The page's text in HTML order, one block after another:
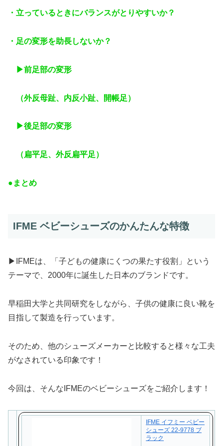
・立っているときにバランスがとりやすいか？
・足の変形を助長しないか？
▶︎前足部の変形
（外反母趾、内反小趾、開帳足）
▶︎後足部の変形
（扁平足、外反扁平足）
●まとめ
IFME ベビーシューズのかんたんな特徴
▶︎IFMEは、「子どもの健康にくつの果たす役割」という
テーマで、2000年に誕生した日本のブランドです。
早稲田大学と共同研究をしながら、子供の健康に良い靴を
目指して製造を行っています。
そのため、他のシューズメーカーと比較すると様々な工夫
がなされている印象です！
今回は、そんなIFMEのベビーシューズをご紹介します！
IFME イフミー ベビー
シューズ 22-9778 ブ
ラック